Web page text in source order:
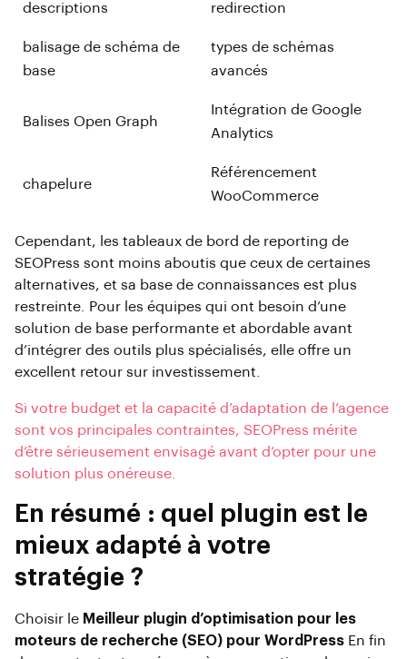
descriptions
redirection
balisage de schéma de
base
types de schémas
avancés
Balises Open Graph
Intégration de Google
Analytics
chapelure
Référencement
WooCommerce
Cependant, les tableaux de bord de reporting de
SEOPress sont moins aboutis que ceux de certaines
alternatives, et sa base de connaissances est plus
restreinte. Pour les équipes qui ont besoin d’une
solution de base performante et abordable avant
d’intégrer des outils plus spécialisés, elle offre un
excellent retour sur investissement.
Si votre budget et la capacité d’adaptation de l’agence
sont vos principales contraintes, SEOPress mérite
d’être sérieusement envisagé avant d’opter pour une
solution plus onéreuse.
En résumé : quel plugin est le
mieux adapté à votre
stratégie ?
Choisir le Meilleur plugin d’optimisation pour les
moteurs de recherche (SEO) pour WordPress En fin